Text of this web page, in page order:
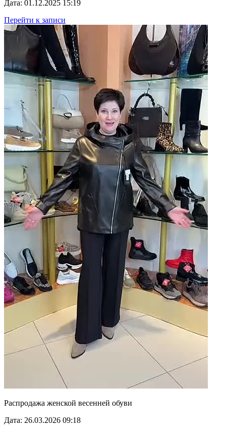
Дата: 01.12.2025 15:19
Перейти к записи
Распродажа женской весенней обуви
Дата: 26.03.2026 09:18